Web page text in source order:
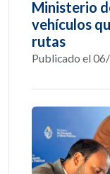
Ministerio
vehículos
rutas
Publicado el